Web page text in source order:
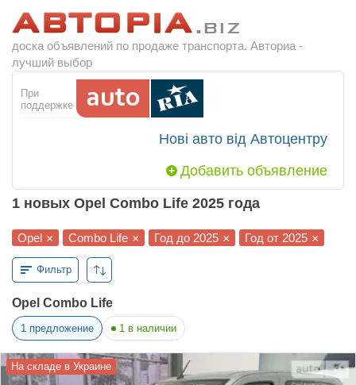
доска объявлений по продаже транспорта. Авториа -
лучший выбор
При
поддержке
Нові авто від Автоцентру
Добавить объявление
1 новых Opel Combo Life 2025 года
Opel × Combo Life × Год до 2025 × Год от 2025 ×
Фильтр
Opel Combo Life
1 предложение 1 в наличии
На складе в Украине